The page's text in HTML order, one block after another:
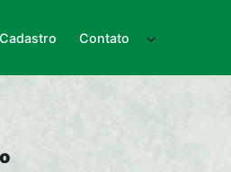
Contato